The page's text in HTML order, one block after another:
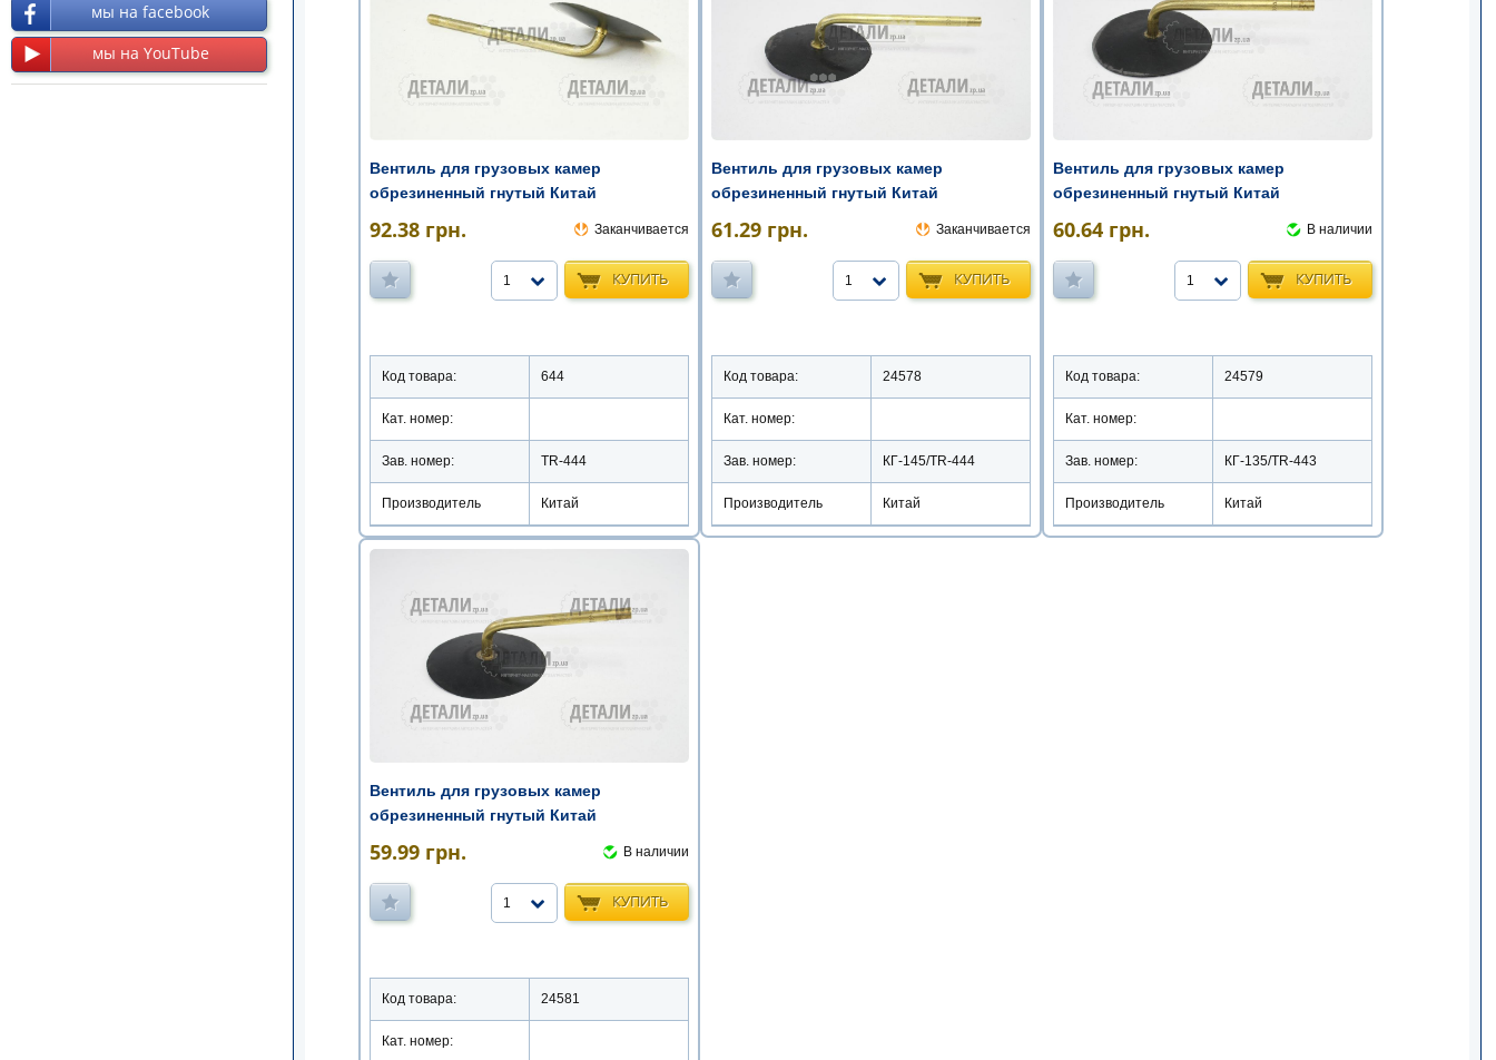
Вентиль для грузовых камер
обрезиненный гнутый Китай
92.38 грн. Заканчивается
КУПИТЬ
1
Код товара: 644
Кат. номер:
Зав. номер: TR-444
Производитель Китай
Вентиль для грузовых камер
обрезиненный гнутый Китай
61.29 грн. Заканчивается
КУПИТЬ
1
Код товара: 24578
Кат. номер:
Зав. номер: КГ-145/TR-444
Производитель Китай
Вентиль для грузовых камер
обрезиненный гнутый Китай
60.64 грн. В наличии
КУПИТЬ
1
Код товара: 24579
Кат. номер:
Зав. номер: КГ-135/TR-443
Производитель Китай
Вентиль для грузовых камер
обрезиненный гнутый Китай
59.99 грн. В наличии
КУПИТЬ
1
Код товара: 24581
Кат. номер:
мы на facebook
мы на YouTube